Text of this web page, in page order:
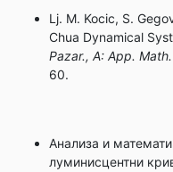
Lj. M. Kocic, S.
Chua Dynamical
Pazar., A: App.
60.
Анализа и
луминисцентни